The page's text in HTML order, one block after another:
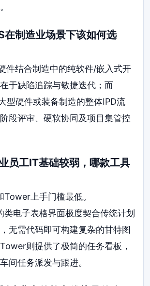
在制造业场景下该如何选
件结合制造中的纯软件/嵌入式开
于缺陷追踪与敏捷迭代；而
型硬件或装备制造的整体IPD流
段评审、硬软协同及项目集管控
员工IT基础较弱，哪款工具
上手门槛最低。
电子表格界面极度契合传统计划
无需代码即可构建复杂的甘特图
则提供了极简的任务看板，
间任务派发与跟进。